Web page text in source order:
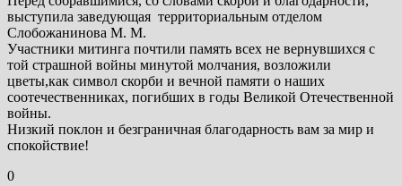
выступила заведующая территориальным отделом
Слобожанинова М. М.
Участники митинга почтили память всех не вернувшихся с
той страшной войны минутой молчания, возложили
цветы,как символ скорби и вечной памяти о наших
соотечественниках, погибших в годы Великой Отечественной
войны.
Низкий поклон и безграничная благодарность вам за мир и
спокойствие!
0